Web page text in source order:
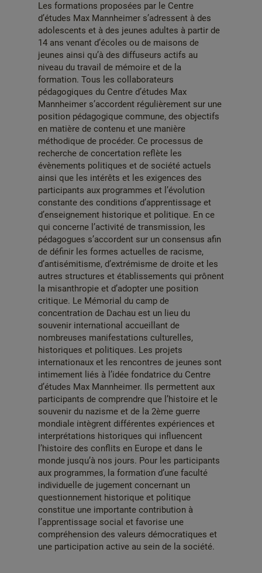
Les formations proposées par le Centre
d’études Max Mannheimer s’adressent à des
adolescents et à des jeunes adultes à partir de
14 ans venant d’écoles ou de maisons de
jeunes ainsi qu’à des diffuseurs actifs au
niveau du travail de mémoire et de la
formation. Tous les collaborateurs
pédagogiques du Centre d’études Max
Mannheimer s’accordent régulièrement sur une
position pédagogique commune, des objectifs
en matière de contenu et une manière
méthodique de procéder. Ce processus de
recherche de concertation reflète les
évènements politiques et de société actuels
ainsi que les intérêts et les exigences des
participants aux programmes et l’évolution
constante des conditions d’apprentissage et
d’enseignement historique et politique. En ce
qui concerne l’activité de transmission, les
pédagogues s’accordent sur un consensus afin
de définir les formes actuelles de racisme,
d’antisémitisme, d’extrémisme de droite et les
autres structures et établissements qui prônent
la misanthropie et d’adopter une position
critique. Le Mémorial du camp de
concentration de Dachau est un lieu du
souvenir international accueillant de
nombreuses manifestations culturelles,
historiques et politiques. Les projets
internationaux et les rencontres de jeunes sont
intimement liés à l’idée fondatrice du Centre
d’études Max Mannheimer. Ils permettent aux
participants de comprendre que l’histoire et le
souvenir du nazisme et de la 2ème guerre
mondiale intègrent différentes expériences et
interprétations historiques qui influencent
l’histoire des conflits en Europe et dans le
monde jusqu’à nos jours. Pour les participants
aux programmes, la formation d’une faculté
individuelle de jugement concernant un
questionnement historique et politique
constitue une importante contribution à
l’apprentissage social et favorise une
compréhension des valeurs démocratiques et
une participation active au sein de la société.